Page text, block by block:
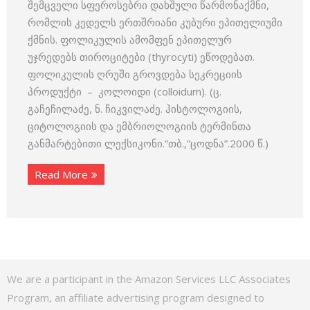
შემცველი სფეროსებრი დახშული წარმონაქმნი,
რომლის კედელს ერთშრიანი კუბური ეპითელიუმი
ქმნის. ფოლიკულის ამომფენ ეპითელურ
უჯრედებს თიროციტები (thyrocyti) ეწოდებათ.
ფოლიკულის ღრუში გროვდება სეკრეციის
პროდუქტი – კოლოიდი (colloidum). (ც.
გაჩეჩილაძე, ნ. ჩიკვილაძე. ჰისტოლოგიის,
ციტოლოგიის და ემბრიოლოგიის ტერმინთა
განმარტებითი ლექსიკონი.”თბ.,”ცოდნა”.2000 წ.)
Read More
We are a participant in the Amazon Services LLC Associates
Program, an affiliate advertising program designed to